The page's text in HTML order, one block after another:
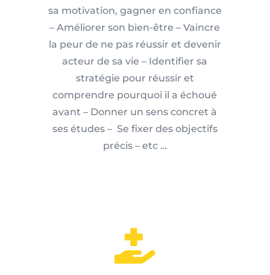
sa motivation, gagner en confiance
– Améliorer son bien-être – Vaincre
la peur de ne pas réussir et devenir
acteur de sa vie – Identifier sa
stratégie pour réussir et
comprendre pourquoi il a échoué
avant – Donner un sens concret à
ses études – Se fixer des objectifs
précis – etc …
